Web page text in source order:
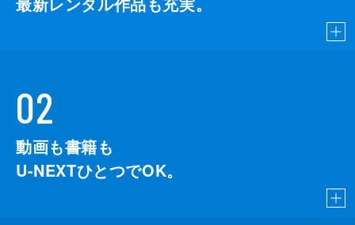
02
動画も書籍も
U-NEXTひとつでOK。